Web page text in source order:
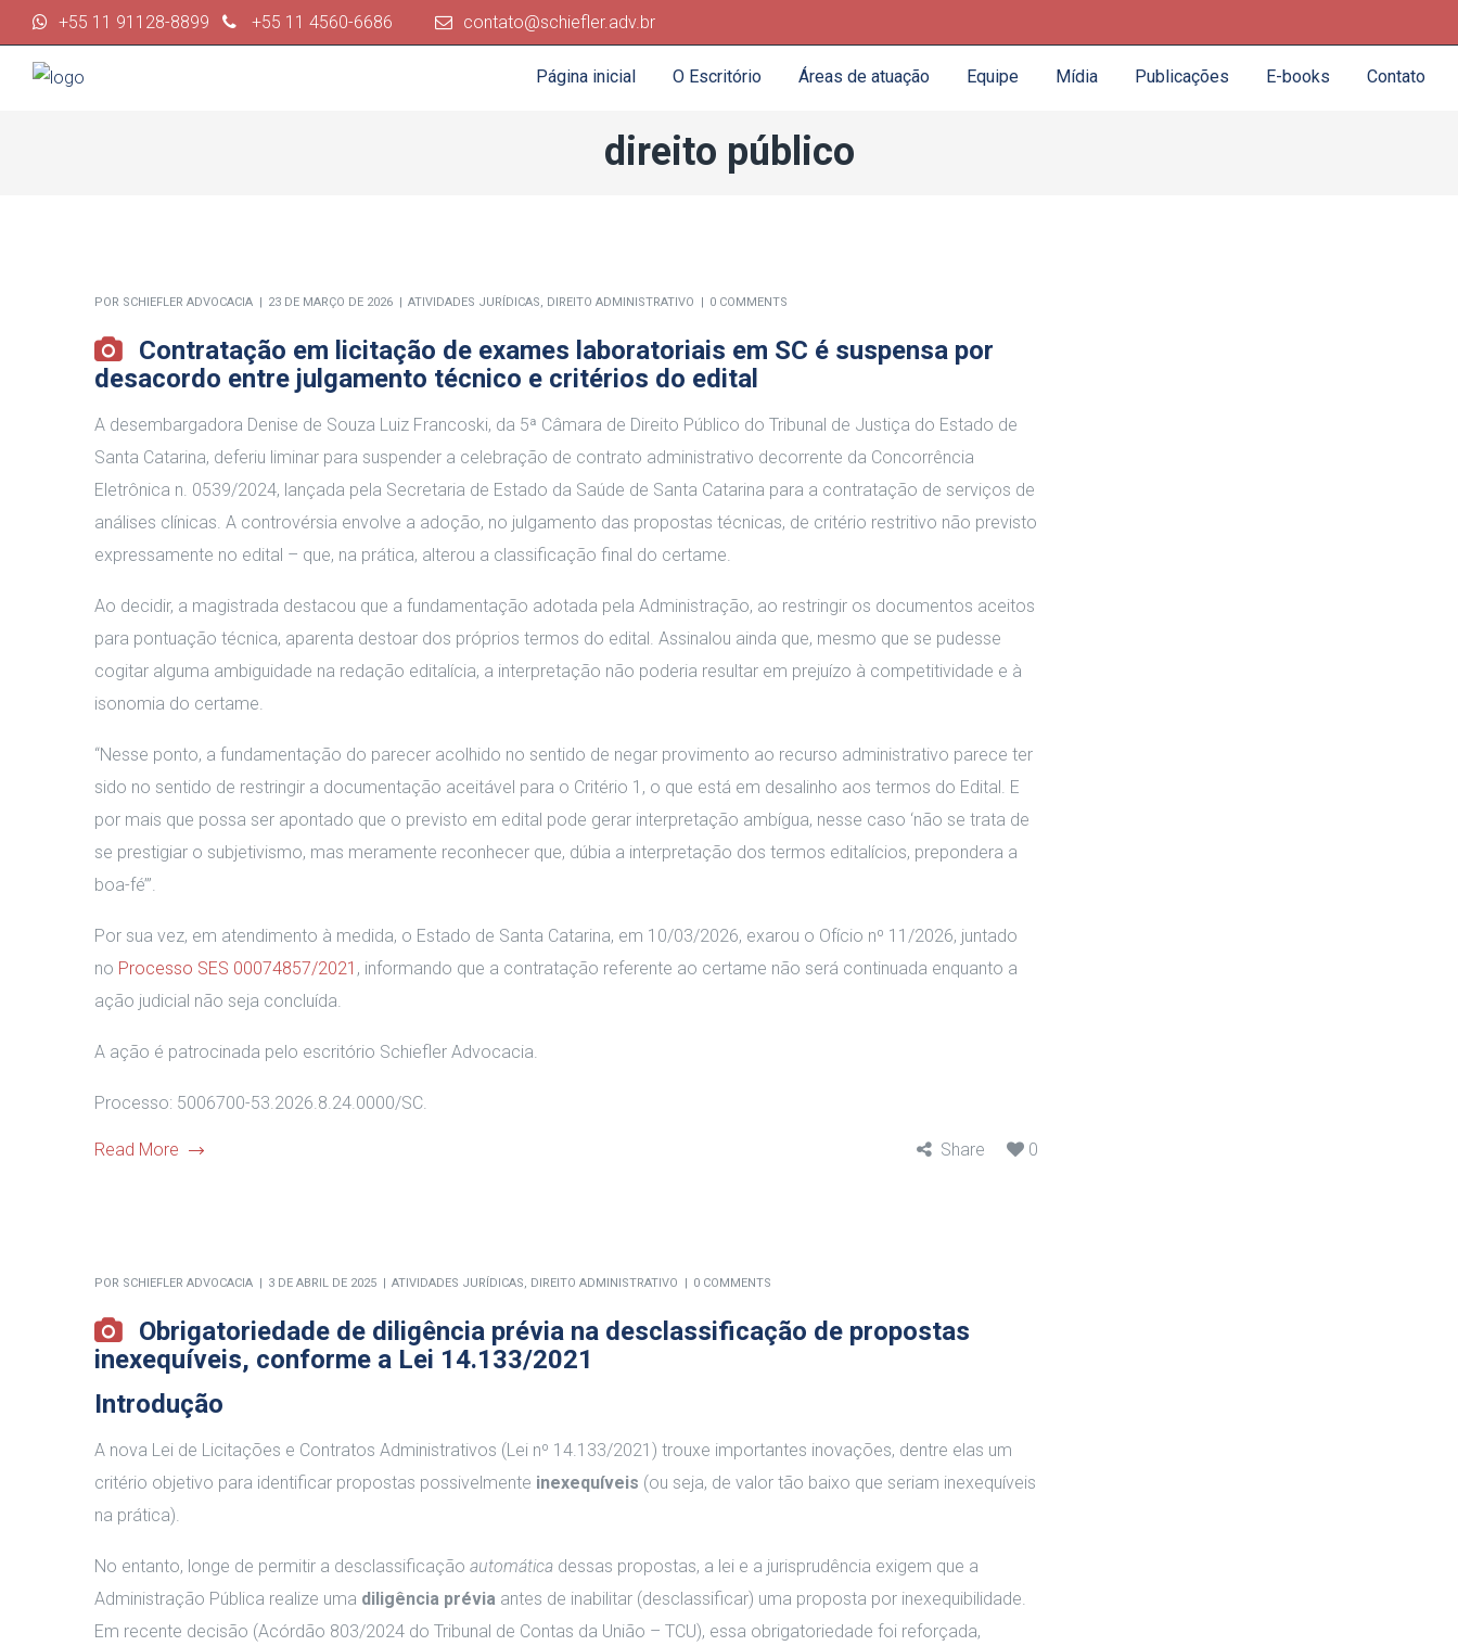
+55 11 91128-8899 +55 11 4560-6686 contato@schiefler.adv.br
Página inicial O Escritório Áreas de atuação Equipe Mídia Publicações E-books Contato
direito público
POR SCHIEFLER ADVOCACIA 23 DE MARÇO DE 2026 ATIVIDADES JURÍDICAS, DIREITO ADMINISTRATIVO 0 COMMENTS
Contratação em licitação de exames laboratoriais em SC é suspensa por
desacordo entre julgamento técnico e critérios do edital
A desembargadora Denise de Souza Luiz Francoski, da 5ª Câmara de Direito Público do Tribunal de Justiça do Estado de
Santa Catarina, deferiu liminar para suspender a celebração de contrato administrativo decorrente da Concorrência
Eletrônica n. 0539/2024, lançada pela Secretaria de Estado da Saúde de Santa Catarina para a contratação de serviços de
análises clínicas. A controvérsia envolve a adoção, no julgamento das propostas técnicas, de critério restritivo não previsto
expressamente no edital – que, na prática, alterou a classificação final do certame.
Ao decidir, a magistrada destacou que a fundamentação adotada pela Administração, ao restringir os documentos aceitos
para pontuação técnica, aparenta destoar dos próprios termos do edital. Assinalou ainda que, mesmo que se pudesse
cogitar alguma ambiguidade na redação editalícia, a interpretação não poderia resultar em prejuízo à competitividade e à
isonomia do certame.
“Nesse ponto, a fundamentação do parecer acolhido no sentido de negar provimento ao recurso administrativo parece ter
sido no sentido de restringir a documentação aceitável para o Critério 1, o que está em desalinho aos termos do Edital. E
por mais que possa ser apontado que o previsto em edital pode gerar interpretação ambígua, nesse caso ‘não se trata de
se prestigiar o subjetivismo, mas meramente reconhecer que, dúbia a interpretação dos termos editalícios, prepondera a
boa-fé’”.
Por sua vez, em atendimento à medida, o Estado de Santa Catarina, em 10/03/2026, exarou o Ofício nº 11/2026, juntado
no Processo SES 00074857/2021 , informando que a contratação referente ao certame não será continuada enquanto a
ação judicial não seja concluída.
A ação é patrocinada pelo escritório Schiefler Advocacia.
Processo: 5006700-53.2026.8.24.0000/SC.
Read More Share 0
POR SCHIEFLER ADVOCACIA 3 DE ABRIL DE 2025 ATIVIDADES JURÍDICAS, DIREITO ADMINISTRATIVO 0 COMMENTS
Obrigatoriedade de diligência prévia na desclassificação de propostas
inexequíveis, conforme a Lei 14.133/2021
Introdução
A nova Lei de Licitações e Contratos Administrativos (Lei nº 14.133/2021) trouxe importantes inovações, dentre elas um
critério objetivo para identificar propostas possivelmente inexequíveis (ou seja, de valor tão baixo que seriam inexequíveis
na prática).
No entanto, longe de permitir a desclassificação automática dessas propostas, a lei e a jurisprudência exigem que a
Administração Pública realize uma diligência prévia antes de inabilitar (desclassificar) uma proposta por inexequibilidade.
Em recente decisão (Acórdão 803/2024 do Tribunal de Contas da União – TCU), essa obrigatoriedade foi reforçada,